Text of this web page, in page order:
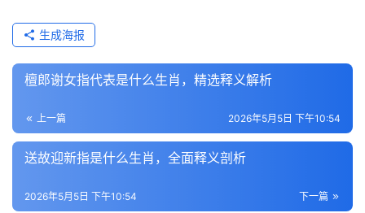
生成海报
檀郎谢女指代表是什么生肖，精选释义解析
上一篇 2026年5月5日 下午10:54
送故迎新指是什么生肖，全面释义剖析
下一篇
2026年5月5日 下午10:54